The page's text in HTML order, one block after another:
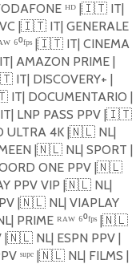
ᴴᴰ |🇮🇹IT|
|🇮🇹IT| GENERALE
|🇮🇹IT| CINEMA
AMAZON PRIME |
IT| DISCOVERY+ |
IT| DOCUMENTARIO |
LNP PASS PPV |🇮🇹
ULTRA 4K |🇳🇱NL|
|🇳🇱NL| SPORT |
ONE PPV |🇳🇱
PPV VIP |🇳🇱NL|
|🇳🇱NL| VIAPLAY
PRIME ᴿᴬᵂ ⁶⁰ᶠᵖˢ |🇳🇱
|🇳🇱NL| ESPN PPV |
ˢᵘᵖᵉ |🇳🇱NL| FILMS |